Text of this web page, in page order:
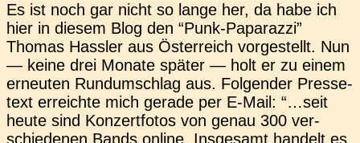
Es ist noch gar nicht so lange her, da habe ich
hier in diesem Blog den “Punk-Papa­ra­z­­zi”
Thomas Hass­ler aus Öster­reich vor­ge­stellt. Nun
— keine drei Monate später — holt er zu einem
erneu­ten Rund­um­schlag aus. Fol­gen­der Pres­se­
text erreich­te mich gerade per E‑Mail: “…seit
heute sind Kon­zert­fo­tos von genau 300 ver­
schie­de­nen Bands online. Ins­ge­samt han­delt es